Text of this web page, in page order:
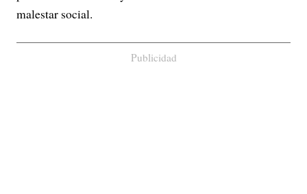
malestar social.
Publicidad